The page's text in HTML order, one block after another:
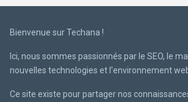
Bienvenue sur Techana !
Ici, nous sommes passionnés par le SEO, le
nouvelles technologies et l'environnement
Ce site existe pour partager nos